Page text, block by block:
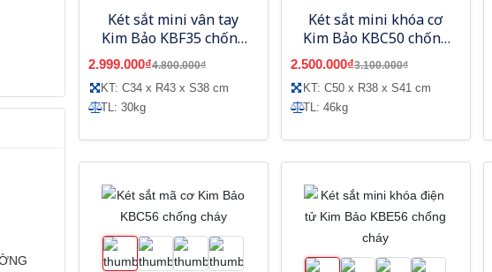
Két sắt mini vân tay
Kim Bảo KBF35 chống
cháy
2.999.000₫4.800.000₫
KT: C34 x R43 x S38 cm
TL: 30kg
Két sắt mini khóa cơ
Kim Bảo KBC50 chống
cháy
2.500.000₫3.100.000₫
KT: C50 x R38 x S41 cm
TL: 46kg